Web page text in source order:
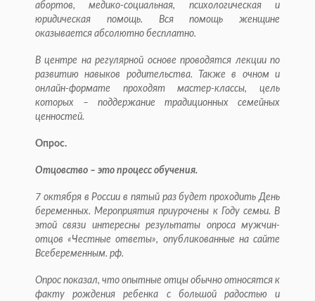
абортов, медико-социальная, психологическая и
юридическая помощь. Вся помощь женщине
оказывается абсолютно бесплатно.
В центре на регулярной основе проводятся лекции по
развитию навыков родительства. Также в очном и
онлайн-формате проходят мастер-классы, цель
которых – поддержание традиционных семейных
ценностей.
Опрос.
Отцовство – это процесс обучения.
7 октября в России в пятый раз будет проходить День
беременных. Мероприятия приурочены к Году семьи. В
этой связи интересны результаты опроса мужчин-
отцов «Честные ответы», опубликованные на сайте
Всебеременным. рф.
Опрос показал, что опытные отцы обычно относятся к
факту рождения ребенка с большой радостью и